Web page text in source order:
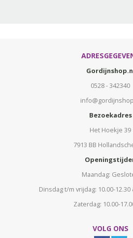
0528 - 342340
Bezoekadres
Het Hoekje 39
7913 BB
Maandag:
Dinsdag t/m vrijdag: 10.00-12.30
Zaterdag: 10.00-
VOLG ONS